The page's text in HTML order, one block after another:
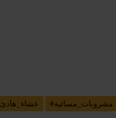
عشاء_هادئ #مشروبات_مسائية